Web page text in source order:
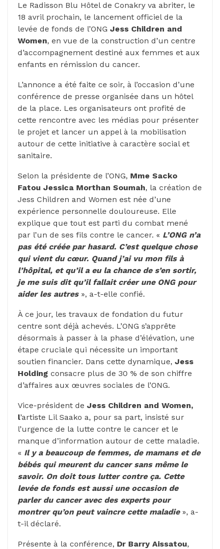
Le Radisson Blu Hôtel de Conakry va abriter, le
18 avril prochain, le lancement officiel de la
levée de fonds de l’ONG Jess Children and
Women, en vue de la construction d’un centre
d’accompagnement destiné aux femmes et aux
enfants en rémission du cancer.
L’annonce a été faite ce soir, à l’occasion d’une
conférence de presse organisée dans un hôtel
de la place. Les organisateurs ont profité de
cette rencontre avec les médias pour présenter
le projet et lancer un appel à la mobilisation
autour de cette initiative à caractère social et
sanitaire.
Selon la présidente de l’ONG, Mme Sacko
Fatou Jessica Morthan Soumah, la création de
Jess Children and Women est née d’une
expérience personnelle douloureuse. Elle
explique que tout est parti du combat mené
par l’un de ses fils contre le cancer. « L’ONG n’a
pas été créée par hasard. C’est quelque chose
qui vient du cœur. Quand j’ai vu mon fils à
l’hôpital, et qu’il a eu la chance de s’en sortir,
je me suis dit qu’il fallait créer une ONG pour
aider les autres », a-t-elle confié.
À ce jour, les travaux de fondation du futur
centre sont déjà achevés. L’ONG s’apprête
désormais à passer à la phase d’élévation, une
étape cruciale qui nécessite un important
soutien financier. Dans cette dynamique, Jess
Holding consacre plus de 30 % de son chiffre
d’affaires aux œuvres sociales de l’ONG.
Vice-président de Jess Children and Women,
l’artiste Lil Saako a, pour sa part, insisté sur
l’urgence de la lutte contre le cancer et le
manque d’information autour de cette maladie.
« Il y a beaucoup de femmes, de mamans et de
bébés qui meurent du cancer sans même le
savoir. On doit tous lutter contre ça. Cette
levée de fonds est aussi une occasion de
parler du cancer avec des experts pour
montrer qu’on peut vaincre cette maladie », a-
t-il déclaré.
Présente à la conférence, Dr Barry Aissatou,